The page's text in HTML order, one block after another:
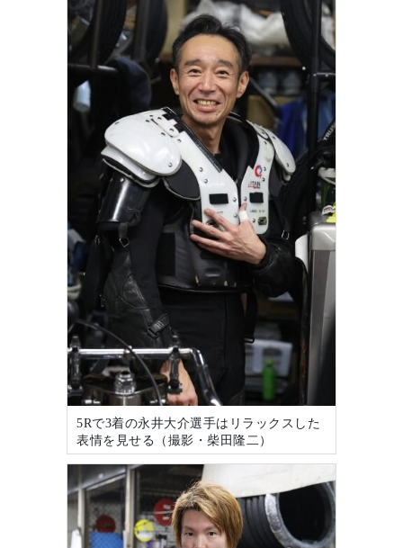
5Rで3着の永井大介選手はリラックスした
表情を見せる（撮影・柴田隆二）